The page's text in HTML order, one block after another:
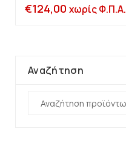
€124,00 χωρίς Φ.Π.Α.
Αναζήτηση